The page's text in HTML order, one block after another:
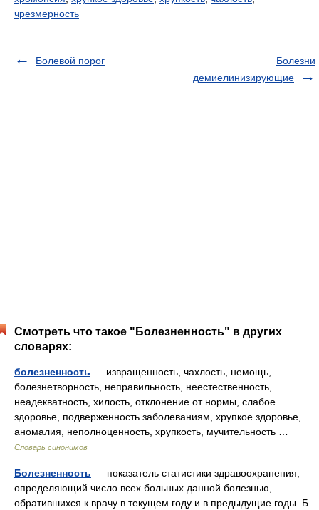
чрезмерность
Болевой порог
Болезни
демиелинизирующие
Смотреть что такое "Болезненность" в других
словарях:
болезненность — извращенность, чахлость, немощь,
болезнетворность, неправильность, неестественность,
неадекватность, хилость, отклонение от нормы, слабое
здоровье, подверженность заболеваниям, хрупкое здоровье,
аномалия, неполноценность, хрупкость, мучительность …
Словарь синонимов
Болезненность — показатель статистики здравоохранения,
определяющий число всех больных данной болезнью,
обратившихся к врачу в текущем году и в предыдущие годы. Б.